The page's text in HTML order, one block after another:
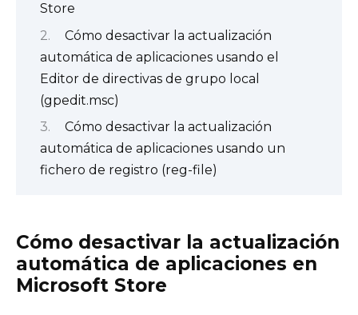
Store
Cómo desactivar la actualización
automática de aplicaciones usando el
Editor de directivas de grupo local
(gpedit.msc)
Cómo desactivar la actualización
automática de aplicaciones usando un
fichero de registro (reg-file)
Cómo desactivar la actualización
automática de aplicaciones en
Microsoft Store